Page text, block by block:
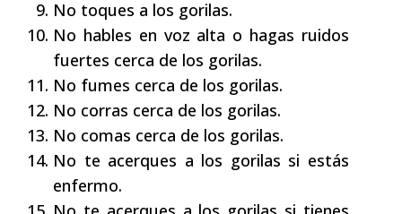
No toques a los gorilas.
No hables en voz alta o hagas ruidos
fuertes cerca de los gorilas.
No fumes cerca de los gorilas.
No corras cerca de los gorilas.
No comas cerca de los gorilas.
No te acerques a los gorilas si estás
enfermo.